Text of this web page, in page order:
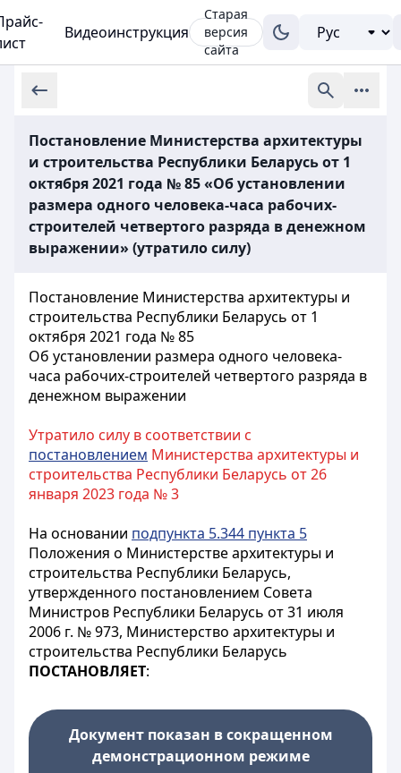
Видеоинструкция
Старая
версия
сайта
Постановление Министерства архитектуры
и строительства Республики Беларусь от 1
октября 2021 года № 85 «Об установлении
размера одного человека-часа рабочих-
строителей четвертого разряда в денежном
выражении» (утратило силу)
Постановление Министерства архитектуры и
строительства Республики Беларусь от 1
октября 2021 года № 85
Об установлении размера одного человека-
часа рабочих-строителей четвертого разряда в
денежном выражении
Утратило силу в соответствии с
постановлением Министерства архитектуры и
строительства Республики Беларусь от 26
января 2023 года № 3
На основании подпункта 5.344 пункта 5
Положения о Министерстве архитектуры и
строительства Республики Беларусь,
утвержденного постановлением Совета
Министров Республики Беларусь от 31 июля
2006 г. № 973, Министерство архитектуры и
строительства Республики Беларусь
ПОСТАНОВЛЯЕТ:
Документ показан в сокращенном
демонстрационном режиме